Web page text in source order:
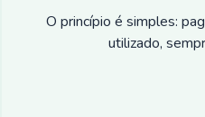
O princípio é simples:
utilizado,